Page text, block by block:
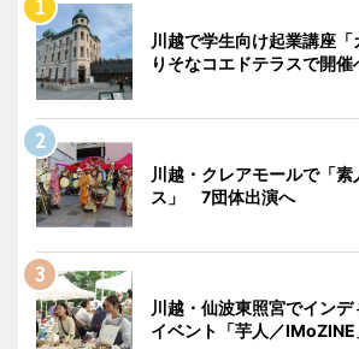
川越で学生向け起業講座
りそなコエドテラスで開催
川越・クレアモールで「素
ス」 7団体出演へ
川越・仙波東照宮でイン
イベント「芋人／IMoZINE